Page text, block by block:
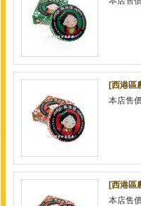
[西港區
本店售
[西港區
本店售